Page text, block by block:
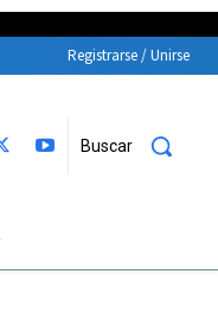
Registrarse / Unirse
Buscar